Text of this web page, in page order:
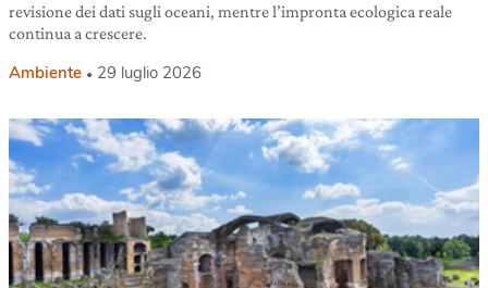
revisione dei dati sugli oceani, mentre l’impronta ecologica reale
continua a crescere.
Ambiente 29 luglio 2026